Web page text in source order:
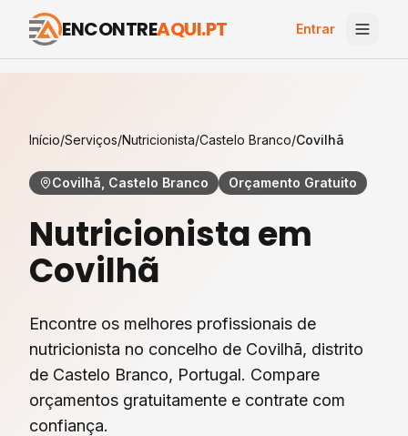
ENCONTREAQUI.PT Entrar
Início/Serviços/Nutricionista/Castelo Branco/Covilhã
Covilhã, Castelo Branco Orçamento Gratuito
Nutricionistaem
Covilhã
Encontre os melhores profissionais de
nutricionista no concelho de Covilhã, distrito
de Castelo Branco, Portugal. Compare
orçamentos gratuitamente e contrate com
confiança.